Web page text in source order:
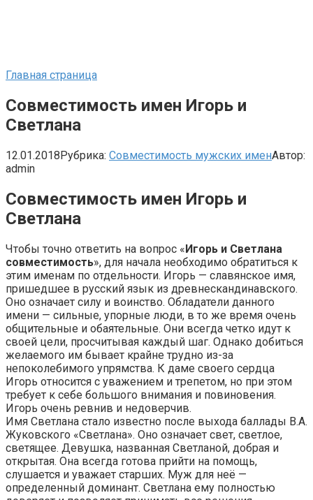
Главная страница
Совместимость имен Игорь и
Светлана
12.01.2018Рубрика: Совместимость мужских именАвтор:
admin
Совместимость имен Игорь и
Светлана
Чтобы точно ответить на вопрос «Игорь и Светлана
совместимость», для начала необходимо обратиться к
этим именам по отдельности. Игорь — славянское имя,
пришедшее в русский язык из древнескандинавского.
Оно означает силу и воинство. Обладатели данного
имени — сильные, упорные люди, в то же время очень
общительные и обаятельные. Они всегда четко идут к
своей цели, просчитывая каждый шаг. Однако добиться
желаемого им бывает крайне трудно из-за
непоколебимого упрямства. К даме своего сердца
Игорь относится с уважением и трепетом, но при этом
требует к себе большого внимания и повиновения.
Игорь очень ревнив и недоверчив.
Имя Светлана стало известно после выхода баллады В.А.
Жуковского «Светлана». Оно означает свет, светлое,
светящее. Девушка, названная Светланой, добрая и
открытая. Она всегда готова прийти на помощь,
слушается и уважает старших. Муж для неё —
определенный доминант. Светлана ему полностью